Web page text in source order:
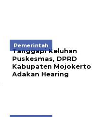
Pemerintah
Tanggapi Keluhan
Puskesmas, DPRD
Kabupaten Mojokerto
Adakan Hearing